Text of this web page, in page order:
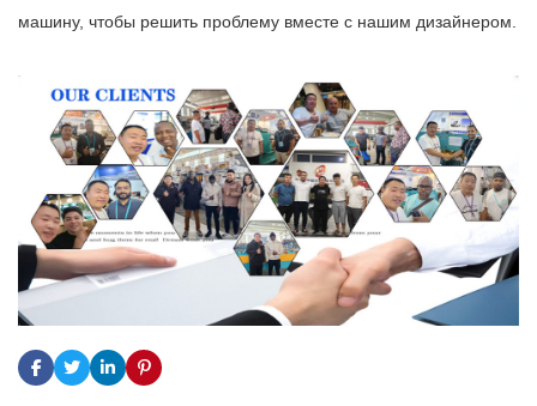
машину, чтобы решить проблему вместе с нашим дизайнером.